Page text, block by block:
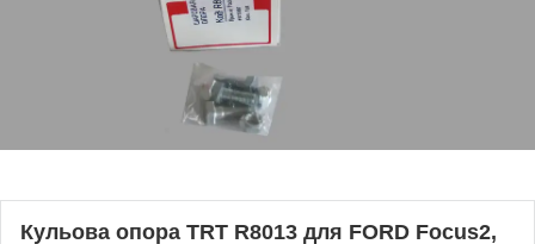
Кульова опора TRT R8013 для FORD Focus2,